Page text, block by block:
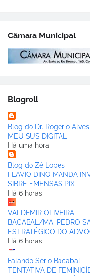
Câmara Municipal
Blogroll
Blog do Dr. Rogério Alves
MEU SUS DIGITAL
Há uma hora
Blog do Zé Lopes
FLAVIO DINO MANDA
SIBRE EMENSAS PIX
Há 6 horas
VALDEMIR OLIVEIRA
BACABAL/MA; PEDRO
ESTRATÉGICO DO
Há 6 horas
Falando Sério Bacabal
TENTATIVA DE